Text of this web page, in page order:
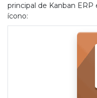
principal de Kanban
ícono: